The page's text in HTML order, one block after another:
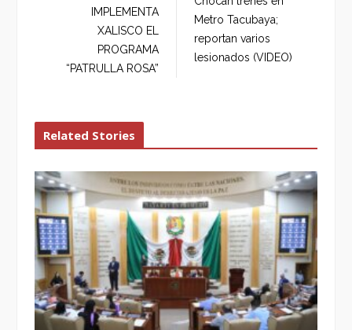
k
IMPLEMENTA
XALISCO EL
PROGRAMA
“PATRULLA ROSA”
Metro Tacubaya;
reportan varios
lesionados (VIDEO)
Related Stories